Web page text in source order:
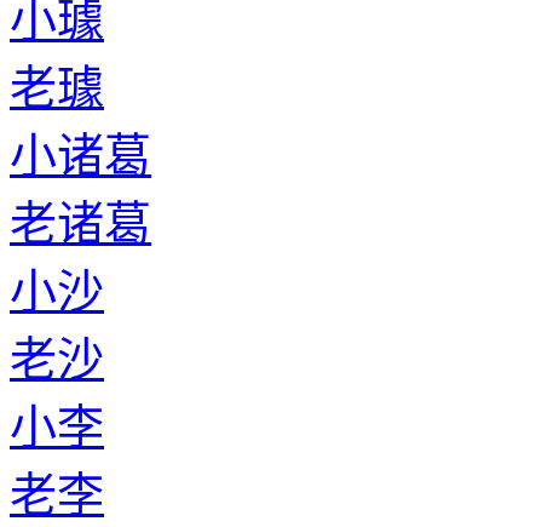
老壤驷
小伯
老伯
小支
老支
返回首页